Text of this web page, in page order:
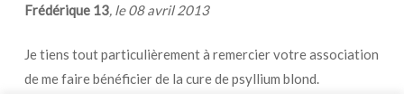
Frédérique 13, le 08 avril 2013
Je tiens tout particulièrement à remercier votre association
de me faire bénéficier de la cure de psyllium blond.